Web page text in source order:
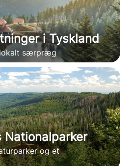
i Tyskland
lokalt særpræg
Nationalparker
og et